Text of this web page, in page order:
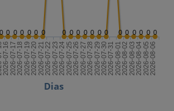
Dias
0 0 0 0 0 0 0 0 0 0 0 0 0 0 0 0 0 0 0 0
2026-07-162026-07-172026-07-182026-07-192026-07-202026-07-212026-07-222026-07-232026-07-242026-07-252026-07-262026-07-272026-07-282026-07-292026-07-302026-07-312026-08-012026-08-022026-08-032026-08-042026-08-052026-08-06